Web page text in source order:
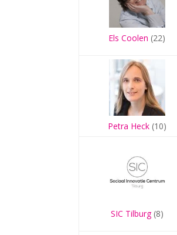
Els Coolen (22)
Petra Heck(10)
SIC Tilburg(8)